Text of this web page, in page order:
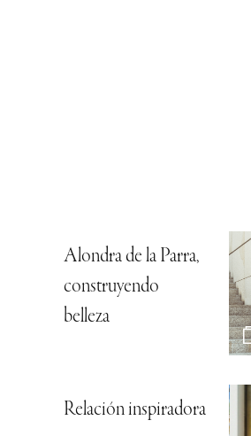
Alondra de la Parra,
construyendo
belleza
Relación inspiradora